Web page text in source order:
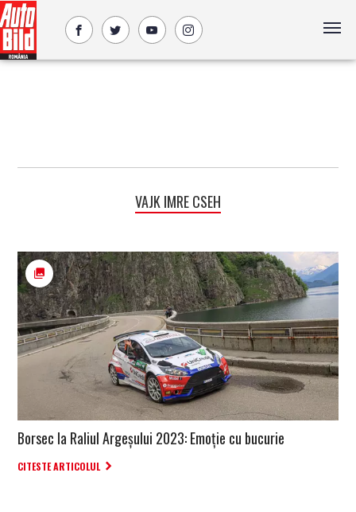
VAJK IMRE CSEH
Borsec la Raliul Argeșului 2023: Emoție cu bucurie
CITESTE ARTICOLUL